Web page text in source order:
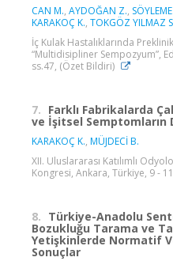
CAN M., AYDOĞAN Z.,
KARAKOÇ K., TOKGÖZ YILMAZ
İç Kulak Hastalıklarında
“Multidisipliner Sempozyum”,
ss.47, (Özet Bildiri)
7. Farklı Fabrikalarda
ve İşitsel Semptomların
KARAKOÇ K., MÜJDECİ B.
XII. Uluslararası Katılımlı
Kongresi, Ankara, Türkiye, 9 -
8. Türkiye-Anadolu
Bozukluğu Tarama ve
Yetişkinlerde Normatif
Sonuçlar